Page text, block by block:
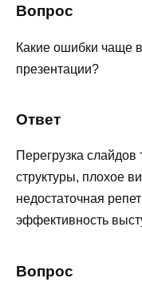
Вопрос
Какие ошибки чаще
презентации?
Ответ
Перегрузка слайдов
структуры, плохое
недостаточная
эффективность
Вопрос